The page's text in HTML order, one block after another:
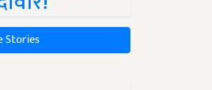
Stories